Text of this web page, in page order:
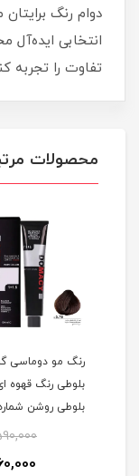
دوام رنگ
انتخابی
تفاوت را تجربه
محصولات
رنگ مو دوماسی
بلوطی رنگ قهوه